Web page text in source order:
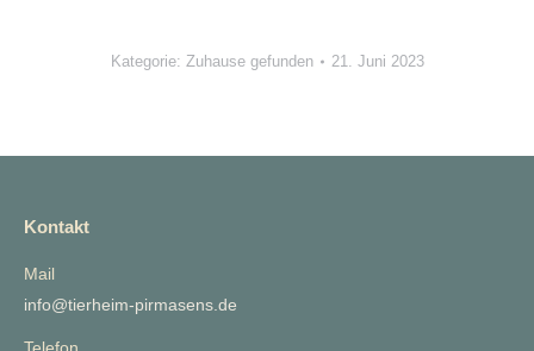
Kategorie: Zuhause gefunden 21. Juni 2023
Kontakt
Mail
info@tierheim-pirmasens.de